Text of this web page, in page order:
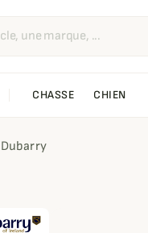
CHASSE CHIEN